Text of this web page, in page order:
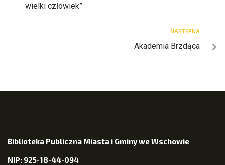
wielki człowiek”
NASTĘPNA
Akademia Brzdąca
Biblioteka Publiczna Miasta i Gminy we Wschowie
NIP: 925-18-44-094